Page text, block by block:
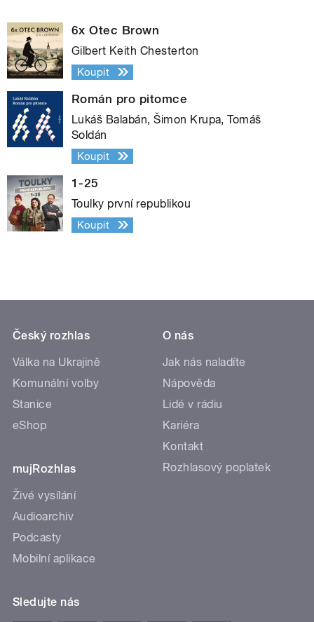
6x Otec Brown
Gilbert Keith Chesterton
Koupit
Román pro pitomce
Lukáš Balabán, Šimon Krupa, Tomáš
Soldán
Koupit
1-25
Toulky první republikou
Koupit
Český rozhlas
Válka na Ukrajině
Komunální volby
Stanice
eShop
mujRozhlas
Živé vysílání
Audioarchiv
Podcasty
Mobilní aplikace
O nás
Jak nás naladíte
Nápověda
Lidé v rádiu
Kariéra
Kontakt
Rozhlasový poplatek
Sledujte nás